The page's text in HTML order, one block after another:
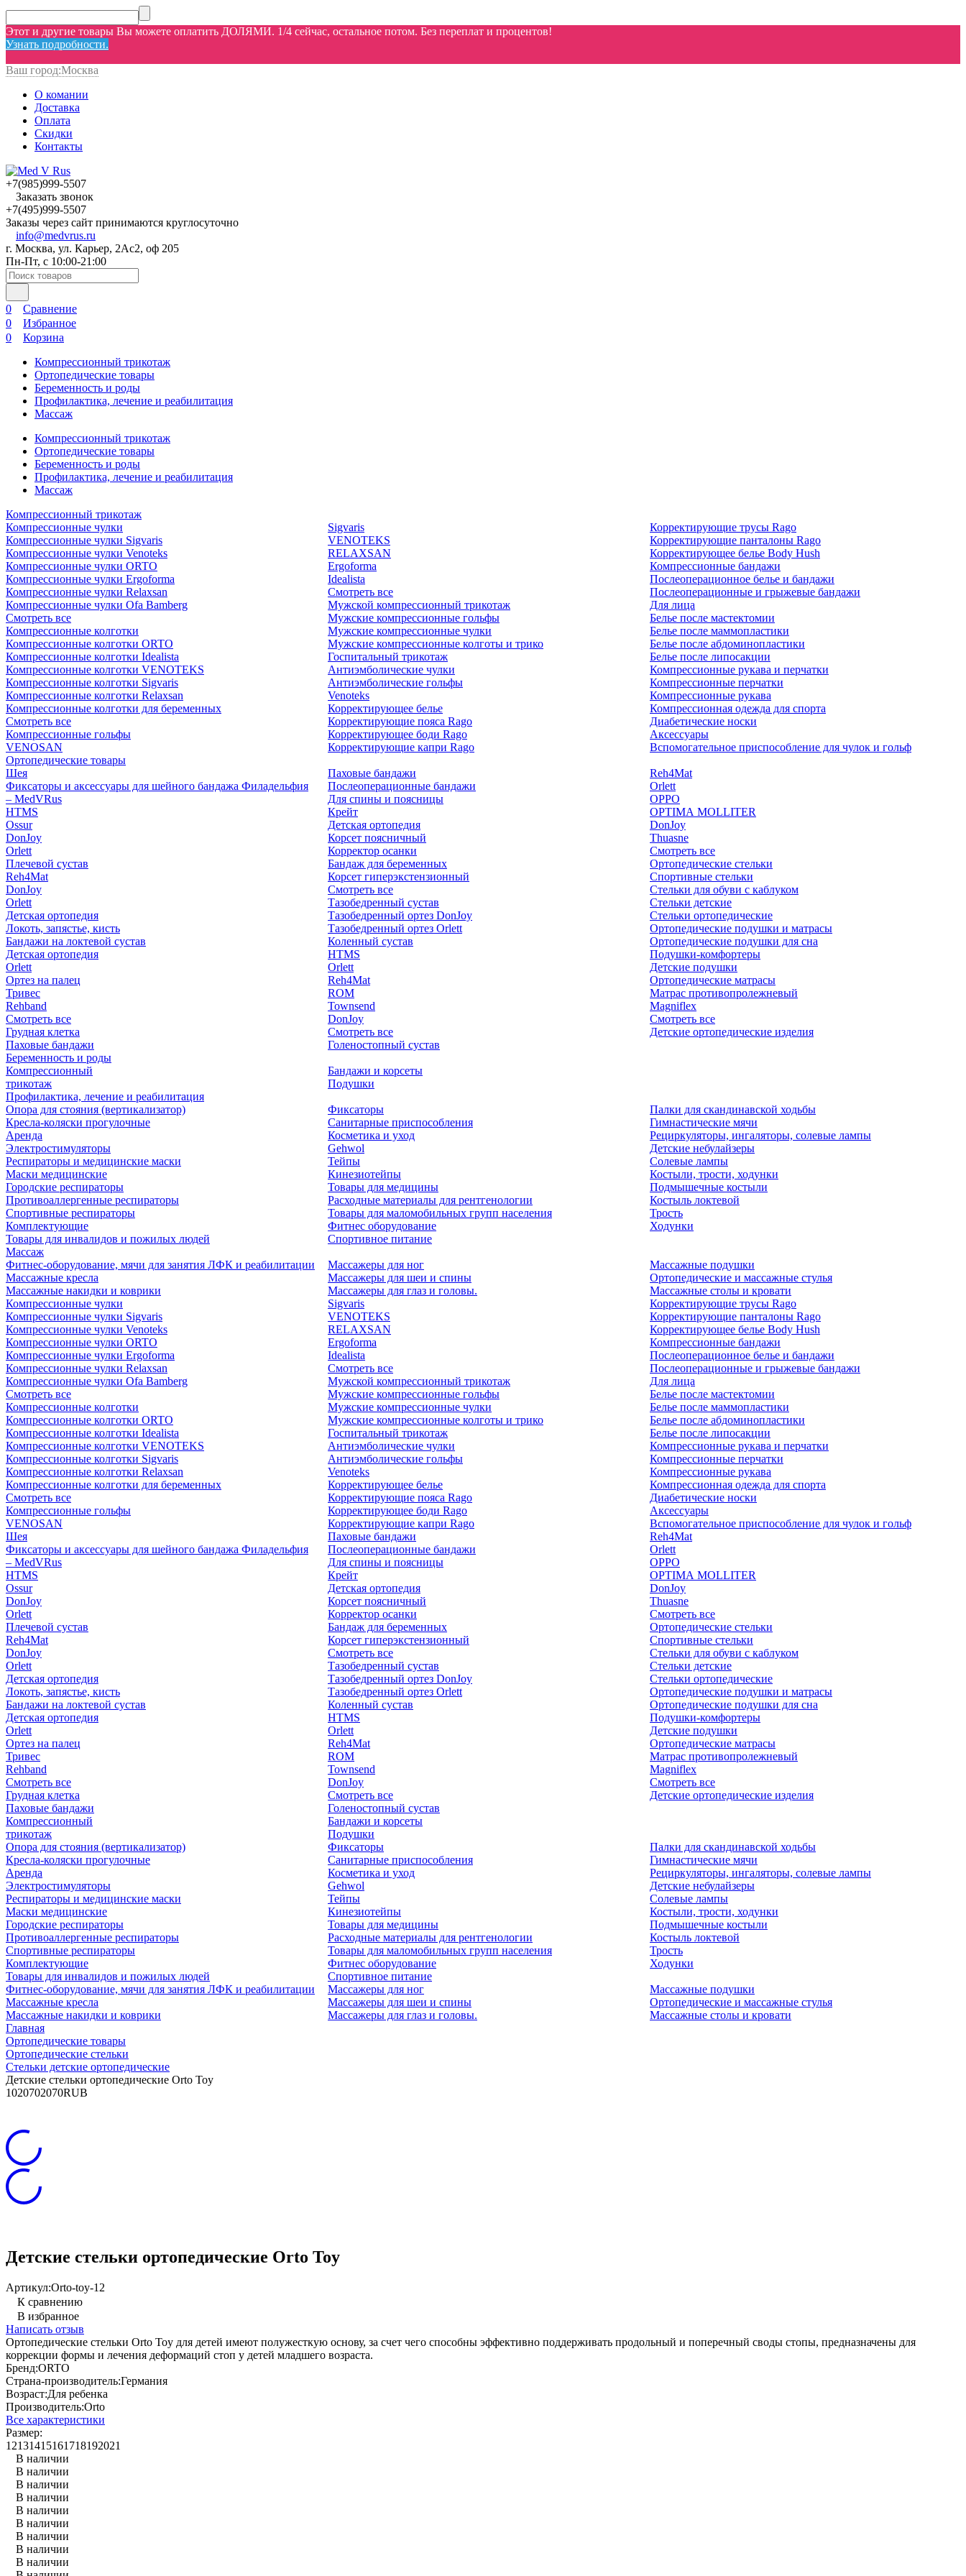
Этот и другие товары Вы можете оплатить ДОЛЯМИ. 1/4 сейчас, остальное потом. Без переплат и процентов!
Узнать подробности.
Ваш город:Москва
О комании
Доставка
Оплата
Скидки
Контакты
+7(985)999-5507
Заказать звонок
+7(495)999-5507
Заказы через сайт принимаются круглосуточно
info@medvrus.ru
г. Москва, ул. Карьер, 2Ас2, оф 205
Пн-Пт, с 10:00-21:00
0
Сравнение
0
Избранное
0
Корзина
Компрессионный трикотаж
Ортопедические товары
Беременность и роды
Профилактика, лечение и реабилитация
Массаж
Компрессионный трикотаж
Ортопедические товары
Беременность и роды
Профилактика, лечение и реабилитация
Массаж
Компрессионный трикотаж
Компрессионные чулки
Компрессионные чулки Sigvaris
Компрессионные чулки Venoteks
Компрессионные чулки ORTO
Компрессионные чулки Ergoforma
Компрессионные чулки Relaxsan
Компрессионные чулки Ofa Bamberg
Смотреть все
Компрессионные колготки
Компрессионные колготки ORTO
Компрессионные колготки Idealista
Компрессионные колготки VENOTEKS
Компрессионные колготки Sigvaris
Компрессионные колготки Relaxsan
Компрессионные колготки для беременных
Смотреть все
Компрессионные гольфы
VENOSAN
Sigvaris
VENOTEKS
RELAXSAN
Ergoforma
Idealista
Смотреть все
Мужской компрессионный трикотаж
Мужские компрессионные гольфы
Мужские компрессионные чулки
Мужские компрессионные колготы и трико
Госпитальный трикотаж
Антиэмболические чулки
Антиэмболические гольфы
Venoteks
Корректирующее белье
Корректирующие пояса Rago
Корректирующее боди Rago
Корректирующие капри Rago
Корректирующие трусы Rago
Корректирующие панталоны Rago
Корректирующее белье Body Hush
Компрессионные бандажи
Послеоперационное белье и бандажи
Послеоперационные и грыжевые бандажи
Для лица
Белье после мастектомии
Белье после маммопластики
Белье после абдоминопластики
Белье после липосакции
Компрессионные рукава и перчатки
Компрессионные перчатки
Компрессионные рукава
Компрессионная одежда для спорта
Диабетические носки
Аксессуары
Вспомогательное приспособление для чулок и гольф
Ортопедические товары
Шея
Фиксаторы и аксессуары для шейного бандажа Филадельфия
– MedVRus
HTMS
Ossur
DonJoy
Orlett
Плечевой сустав
Reh4Mat
DonJoy
Orlett
Детская ортопедия
Локоть, запястье, кисть
Бандажи на локтевой сустав
Детская ортопедия
Orlett
Ортез на палец
Тривес
Rehband
Смотреть все
Грудная клетка
Паховые бандажи
Паховые бандажи
Послеоперационные бандажи
Для спины и поясницы
Крейт
Детская ортопедия
Корсет поясничный
Корректор осанки
Бандаж для беременных
Корсет гиперэкстензионный
Смотреть все
Тазобедренный сустав
Тазобедренный ортез DonJoy
Тазобедренный ортез Orlett
Коленный сустав
HTMS
Orlett
Reh4Mat
ROM
Townsend
DonJoy
Смотреть все
Голеностопный сустав
Reh4Mat
Orlett
OPPO
OPTIMA MOLLITER
DonJoy
Thuasne
Смотреть все
Ортопедические стельки
Спортивные стельки
Стельки для обуви с каблуком
Стельки детские
Стельки ортопедические
Ортопедические подушки и матрасы
Ортопедические подушки для сна
Подушки-комфортеры
Детские подушки
Ортопедические матрасы
Матрас противопролежневый
Magniflex
Смотреть все
Детские ортопедические изделия
Беременность и роды
Компрессионный
трикотаж
Бандажи и корсеты
Подушки
Профилактика, лечение и реабилитация
Опора для стояния (вертикализатор)
Кресла-коляски прогулочные
Аренда
Электростимуляторы
Респираторы и медицинские маски
Маски медицинские
Городские респираторы
Противоаллергенные респираторы
Спортивные респираторы
Комплектующие
Товары для инвалидов и пожилых людей
Фиксаторы
Санитарные приспособления
Косметика и уход
Gehwol
Тейпы
Кинезиотейпы
Товары для медицины
Расходные материалы для рентгенологии
Товары для маломобильных групп населения
Фитнес оборудование
Спортивное питание
Палки для скандинавской ходьбы
Гимнастические мячи
Рециркуляторы, ингаляторы, солевые лампы
Детские небулайзеры
Солевые лампы
Костыли, трости, ходунки
Подмышечные костыли
Костыль локтевой
Трость
Ходунки
Массаж
Фитнес-оборудование, мячи для занятия ЛФК и реабилитации
Массажные кресла
Массажные накидки и коврики
Массажеры для ног
Массажеры для шеи и спины
Массажеры для глаз и головы.
Массажные подушки
Ортопедические и массажные стулья
Массажные столы и кровати
Компрессионные чулки
Компрессионные чулки Sigvaris
Компрессионные чулки Venoteks
Компрессионные чулки ORTO
Компрессионные чулки Ergoforma
Компрессионные чулки Relaxsan
Компрессионные чулки Ofa Bamberg
Смотреть все
Компрессионные колготки
Компрессионные колготки ORTO
Компрессионные колготки Idealista
Компрессионные колготки VENOTEKS
Компрессионные колготки Sigvaris
Компрессионные колготки Relaxsan
Компрессионные колготки для беременных
Смотреть все
Компрессионные гольфы
VENOSAN
Sigvaris
VENOTEKS
RELAXSAN
Ergoforma
Idealista
Смотреть все
Мужской компрессионный трикотаж
Мужские компрессионные гольфы
Мужские компрессионные чулки
Мужские компрессионные колготы и трико
Госпитальный трикотаж
Антиэмболические чулки
Антиэмболические гольфы
Venoteks
Корректирующее белье
Корректирующие пояса Rago
Корректирующее боди Rago
Корректирующие капри Rago
Корректирующие трусы Rago
Корректирующие панталоны Rago
Корректирующее белье Body Hush
Компрессионные бандажи
Послеоперационное белье и бандажи
Послеоперационные и грыжевые бандажи
Для лица
Белье после мастектомии
Белье после маммопластики
Белье после абдоминопластики
Белье после липосакции
Компрессионные рукава и перчатки
Компрессионные перчатки
Компрессионные рукава
Компрессионная одежда для спорта
Диабетические носки
Аксессуары
Вспомогательное приспособление для чулок и гольф
Шея
Фиксаторы и аксессуары для шейного бандажа Филадельфия
– MedVRus
HTMS
Ossur
DonJoy
Orlett
Плечевой сустав
Reh4Mat
DonJoy
Orlett
Детская ортопедия
Локоть, запястье, кисть
Бандажи на локтевой сустав
Детская ортопедия
Orlett
Ортез на палец
Тривес
Rehband
Смотреть все
Грудная клетка
Паховые бандажи
Паховые бандажи
Послеоперационные бандажи
Для спины и поясницы
Крейт
Детская ортопедия
Корсет поясничный
Корректор осанки
Бандаж для беременных
Корсет гиперэкстензионный
Смотреть все
Тазобедренный сустав
Тазобедренный ортез DonJoy
Тазобедренный ортез Orlett
Коленный сустав
HTMS
Orlett
Reh4Mat
ROM
Townsend
DonJoy
Смотреть все
Голеностопный сустав
Reh4Mat
Orlett
OPPO
OPTIMA MOLLITER
DonJoy
Thuasne
Смотреть все
Ортопедические стельки
Спортивные стельки
Стельки для обуви с каблуком
Стельки детские
Стельки ортопедические
Ортопедические подушки и матрасы
Ортопедические подушки для сна
Подушки-комфортеры
Детские подушки
Ортопедические матрасы
Матрас противопролежневый
Magniflex
Смотреть все
Детские ортопедические изделия
Компрессионный
трикотаж
Бандажи и корсеты
Подушки
Опора для стояния (вертикализатор)
Кресла-коляски прогулочные
Аренда
Электростимуляторы
Респираторы и медицинские маски
Маски медицинские
Городские респираторы
Противоаллергенные респираторы
Спортивные респираторы
Комплектующие
Товары для инвалидов и пожилых людей
Фиксаторы
Санитарные приспособления
Косметика и уход
Gehwol
Тейпы
Кинезиотейпы
Товары для медицины
Расходные материалы для рентгенологии
Товары для маломобильных групп населения
Фитнес оборудование
Спортивное питание
Палки для скандинавской ходьбы
Гимнастические мячи
Рециркуляторы, ингаляторы, солевые лампы
Детские небулайзеры
Солевые лампы
Костыли, трости, ходунки
Подмышечные костыли
Костыль локтевой
Трость
Ходунки
Фитнес-оборудование, мячи для занятия ЛФК и реабилитации
Массажные кресла
Массажные накидки и коврики
Массажеры для ног
Массажеры для шеи и спины
Массажеры для глаз и головы.
Массажные подушки
Ортопедические и массажные стулья
Массажные столы и кровати
Главная
Ортопедические товары
Ортопедические стельки
Стельки детские ортопедические
Детские стельки ортопедические Orto Toy
1020702070RUB
Детские стельки ортопедические Orto Toy
Артикул:Orto-toy-12
К сравнению
В избранное
Написать отзыв
Ортопедические стельки Orto Toy для детей имеют полужесткую основу, за счет чего способны эффективно поддерживать продольный и поперечный своды стопы, предназначены для
коррекции формы и лечения деформаций стоп у детей младшего возраста.
Бренд:ORTO
Страна-производитель:Германия
Возраст:Для ребенка
Производитель:Orto
Все характеристики
Размер:
12131415161718192021
В наличии
В наличии
В наличии
В наличии
В наличии
В наличии
В наличии
В наличии
В наличии